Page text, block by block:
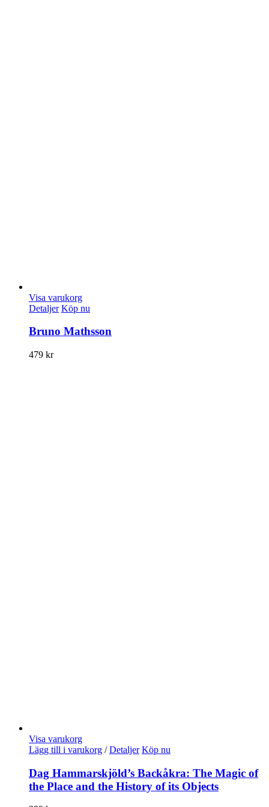
Visa varukorg
Detaljer Köp nu
Bruno Mathsson
479 kr
Visa varukorg
Lägg till i varukorg / Detaljer Köp nu
Dag Hammarskjöld’s Backåkra: The Magic of
the Place and the History of its Objects